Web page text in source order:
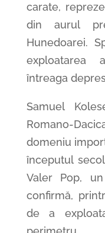
carate,
din aurul
Hunedoarei.
întreaga
Samuel
Romano-
domeniu
începutul
Valer Pop,
confirmă,
de a